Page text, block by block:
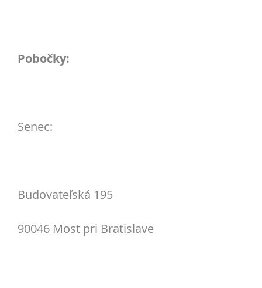
Pobočky:
Senec:
Budovateľská 195
90046 Most pri Bratislave